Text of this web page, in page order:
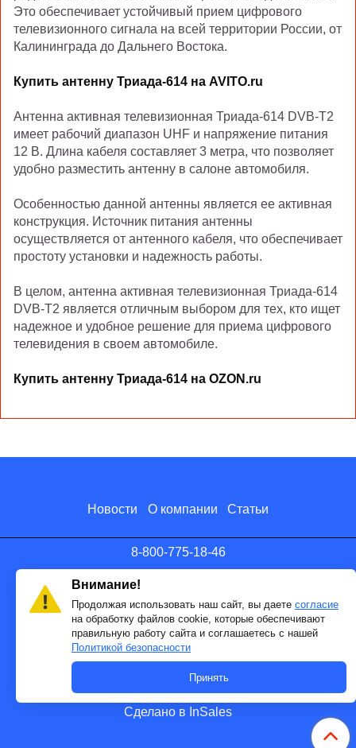
Это обеспечивает устойчивый прием цифрового
телевизионного сигнала на всей территории России, от
Калининграда до Дальнего Востока.
Купить антенну Триада-614 на AVITO.ru
Антенна активная телевизионная Триада-614 DVB-T2
имеет рабочий диапазон UHF и напряжение питания
12 В. Длина кабеля составляет 3 метра, что позволяет
удобно разместить антенну в салоне автомобиля.
Особенностью данной антенны является ее активная
конструкция. Источник питания антенны
осуществляется от антенного кабеля, что обеспечивает
простоту установки и надежность работы.
В целом, антенна активная телевизионная Триада-614
DVB-T2 является отличным выбором для тех, кто ищет
надежное и удобное решение для приема цифрового
телевидения в своем автомобиле.
Купить антенну Триада-614 на OZON.ru
Новости О компании Статьи
8-800-775-18-46
info@antenna.ru
Сделано в InSales
Внимание!
Продолжая использовать наш сайт, вы даете согласие
на обработку файлов cookie, которые обеспечивают
правильную работу сайта и соглашаетесь с нашей
Политикой безопасности
Принять